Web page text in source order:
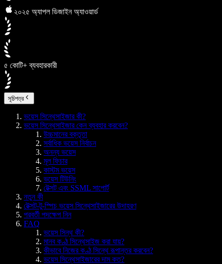
২০২৫ অ্যাপল ডিজাইন অ্যাওয়ার্ড
৫ কোটি+ ব্যবহারকারী
সূচিপত্র
ভয়েস সিন্থেসাইজার কী?
ভয়েস সিন্থেসাইজার কেন ব্যবহার করবেন?
উচ্চমানের বক্তৃতা
সর্বাধিক ভয়েস নির্বাচন
অনন্য ভয়েস
মূল ফিচার
কাস্টম ভয়েস
ভয়েস টিউনিং
টেক্সট এবং SSML সাপোর্ট
নতুন কী
টেক্সট-টু-স্পিচ ভয়েস সিন্থেসাইজারের উদাহরণ
পরবর্তী পদক্ষেপ নিন
FAQ
ভয়েস সিন্থ কী?
মানব কণ্ঠ সিন্থেসাইজ করা যায়?
কীভাবে নিজের কণ্ঠ সিন্থে রূপান্তর করবেন?
ভয়েস সিন্থেসাইজারের দাম কত?